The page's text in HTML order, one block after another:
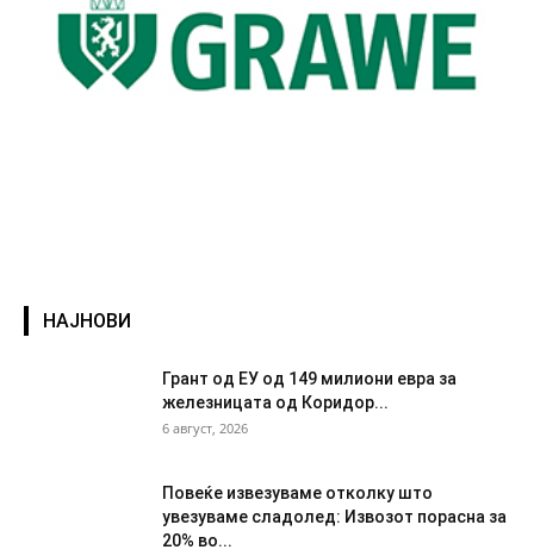
НАЈНОВИ
Грант од ЕУ од 149 милиони евра за
железницата од Коридор...
6 август, 2026
Повеќе извезуваме отколку што
увезуваме сладолед: Извозот порасна за
20% во...